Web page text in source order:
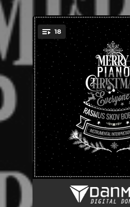
You're all set!
18
Glade jul
.